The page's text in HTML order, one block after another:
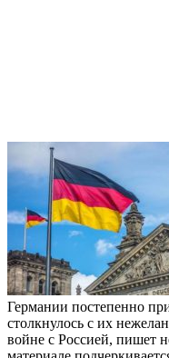
Германии постепенно
столкнулось с их
войне с Россией, пишет